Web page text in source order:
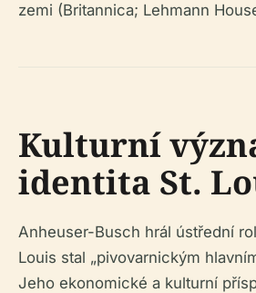
zemi (Britannica; Lehmann
Kulturní
identita St.
Anheuser-Busch hrál ústřední
Louis stal „pivovarnickým
Jeho ekonomické a kulturní